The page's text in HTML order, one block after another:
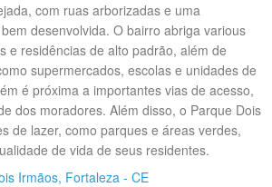
com ruas arborizadas e uma
desenvolvida. O bairro abriga various
e residências de alto padrão, além de
supermercados, escolas e unidades de
é próxima a importantes vias de acesso,
dos moradores. Além disso, o Parque Dois
de lazer, como parques e áreas verdes,
de vida de seus residentes.
Irmãos, Fortaleza - CE